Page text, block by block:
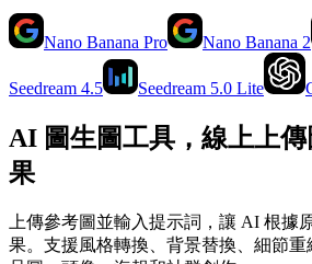
Nano Banana Pro Nano Banana 2
Seedream 4.5 Seedream 5.0 Lite
AI 圖生圖工具，線上上
果
上傳參考圖並輸入提示詞，讓 AI 根據
果。支援風格轉換、背景替換、細節